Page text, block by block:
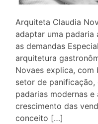
Arquiteta Claudia
adaptar uma padaria
as demandas
arquitetura
Novaes explica, com
setor de
padarias modernas
crescimento das
conceito […]